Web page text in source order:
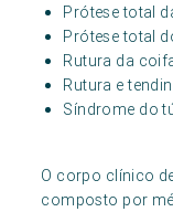
Prótese total
Prótese total
Rutura da
Rutura e
Síndrome do
O corpo clínico
composto por